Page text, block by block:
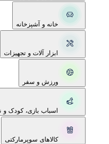
خانه و آشپزخانه
ابزار آلات و تجهیزات
ورزش و سفر
اسباب بازی، کودک و نوزاد
کالاهای سوپرمارکتی